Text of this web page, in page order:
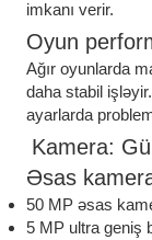
imkanı verir.
Oyun
Ağır oyunlarda
daha stabil
ayarlarda
Kamera:
Əsas
50 MP əsas
5 MP ultra geniş